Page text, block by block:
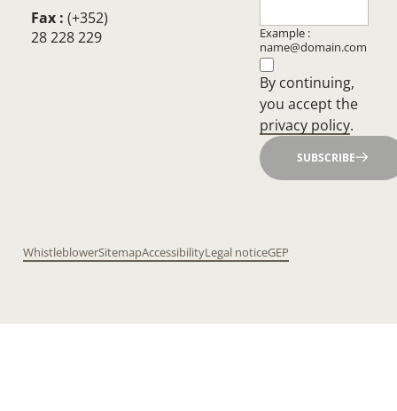
Fax : (+352)
28 228 229
Example :
name@domain.com
By continuing,
you accept the
privacy policy.
SUBSCRIBE
WhistleblowerSitemapAccessibilityLegal noticeGEP